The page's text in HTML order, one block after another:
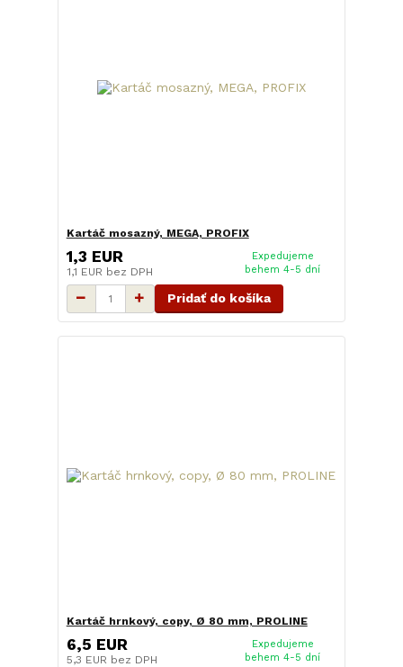
Kartáč mosazný, MEGA, PROFIX
1,3 EUR
1,1 EUR bez DPH
Expedujeme
behem 4-5 dní
Pridať do košíka
Kartáč hrnkový, copy, Ø 80 mm, PROLINE
6,5 EUR
5,3 EUR bez DPH
Expedujeme
behem 4-5 dní